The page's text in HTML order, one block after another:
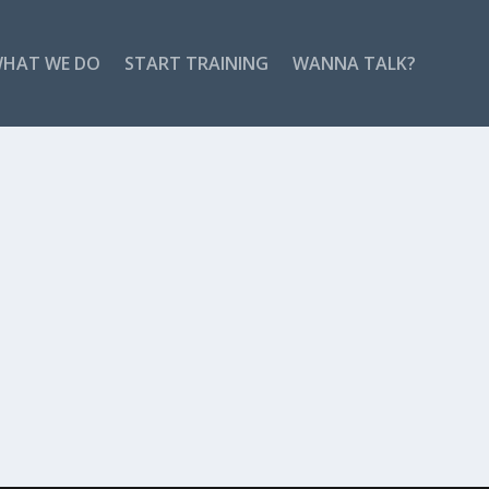
WE DO START TRAINING WANNA TALK?